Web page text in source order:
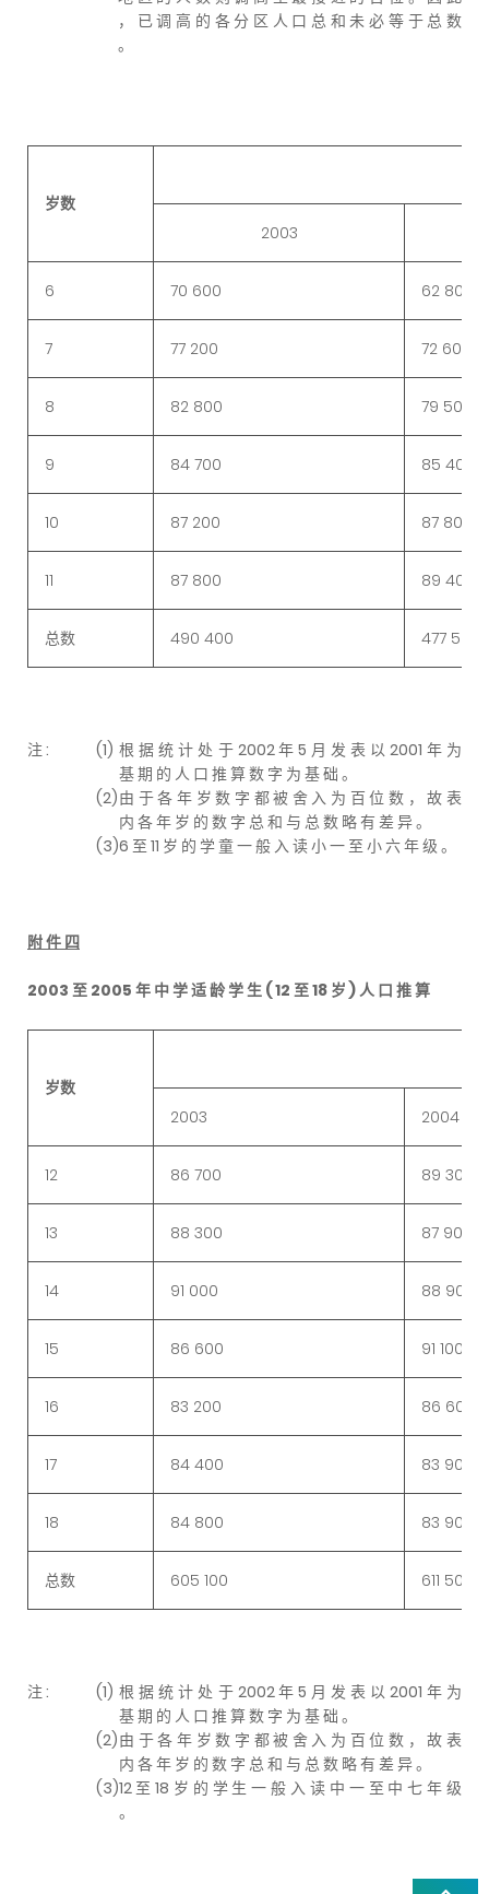
， 已 调 高 的 各 分 区 人 口 总 和 未 必 等 于 总 数
。
岁数
2003
6 70 600 62 800
7 77 200 72 600
8 82 800 79 500
9 84 700 85 400
10 87 200 87 800
11 87 800 89 400
总数 490 400 477 500
注 : (1) 根 据 统 计 处 于 2002 年 5 月 发 表 以 2001 年 为
基 期 的 人 口 推 算 数 字 为 基 础 。
(2)由 于 各 年 岁 数 字 都 被 舍 入 为 百 位 数 ， 故 表
内 各 年 岁 的 数 字 总 和 与 总 数 略 有 差 异 。
(3)6 至 11 岁 的 学 童 一 般 入 读 小 一 至 小 六 年 级 。
附 件 四
2003 至 2005 年 中 学 适 龄 学 生 ( 12 至 18 岁 ) 人 口 推 算
岁数
2003
2004
12 86 700 89 300
13 88 300 87 900
14 91 000 88 900
15 86 600 91 100
16 83 200 86 600
17 84 400 83 900
18 84 800 83 900
总数 605 100 611 500
注 : (1) 根 据 统 计 处 于 2002 年 5 月 发 表 以 2001 年 为
基 期 的 人 口 推 算 数 字 为 基 础 。
(2)由 于 各 年 岁 数 字 都 被 舍 入 为 百 位 数 ， 故 表
内 各 年 岁 的 数 字 总 和 与 总 数 略 有 差 异 。
(3)12 至 18 岁 的 学 生 一 般 入 读 中 一 至 中 七 年 级
。